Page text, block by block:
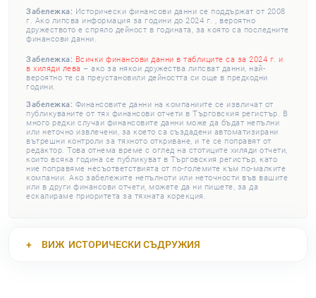
Забележка: Исторически финансови данни се поддържат от 2008
г. Ако липсва информация за години до 2024 г. , вероятно
дружеството е спряло дейност в годината, за която са последните
финансови данни.
Забележка: Всички финансови данни в таблиците са за 2024 г. и
в хиляди лева – ако за някои дружества липсват данни, най-
вероятно те са преустановили дейността си още в предходни
години.
Забележка: Финансовите данни на компаниите се извличат от
публикуваните от тях финансови отчети в Търговския регистър. В
много редки случаи финансовите данни може да бъдат непълни
или неточно извлечени, за което са създадени автоматизирани
вътрешни контроли за тяхното откриване, и те се поправят от
редактор. Това отнема време с оглед на стотиците хиляди отчети,
които всяка година се публикуват в Търговския регистър, като
ние поправяме несъответствията от по-големите към по-малките
компании. Ако забележите непълноти или неточности във вашите
или в други финансови отчети, можете да ни пишете, за да
ескалираме приоритета за тяхната корекция.
ВИЖ ИСТОРИЧЕСКИ СЪДРУЖИЯ